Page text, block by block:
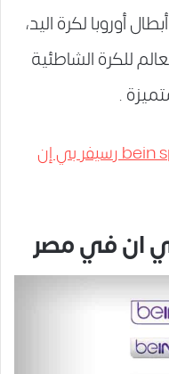
أوروبا لكرة اليد،
للكرة الشاطئية
.
سعر رسيفر bein sports 4K رسيفر بي إن
ان في مصر